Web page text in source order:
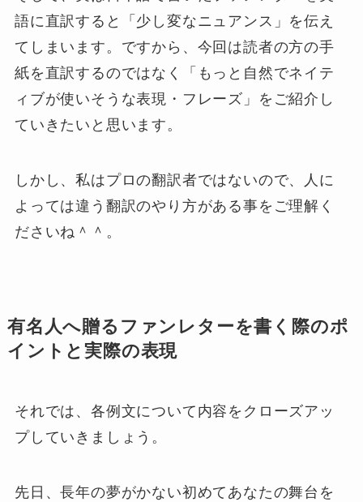
語に直訳すると「少し変なニュアンス」を伝え
てしまいます。ですから、今回は読者の方の手
紙を直訳するのではなく「もっと自然でネイテ
ィブが使いそうな表現・フレーズ」をご紹介し
ていきたいと思います。
しかし、私はプロの翻訳者ではないので、人に
よっては違う翻訳のやり方がある事をご理解く
ださいね＾＾。
有名人へ贈るファンレターを書く際のポ
イントと実際の表現
それでは、各例文について内容をクローズアッ
プしていきましょう。
先日、長年の夢がかない初めてあなたの舞台を